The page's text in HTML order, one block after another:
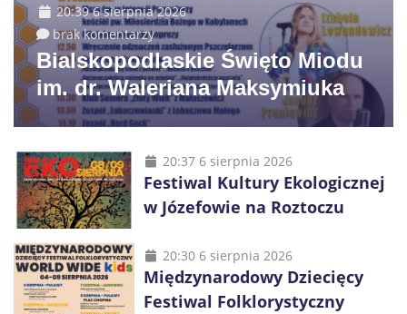
20:39 6 sierpnia 2026
brak komentarzy
Bialskopodlaskie Święto Miodu
im. dr. Waleriana Maksymiuka
20:37 6 sierpnia 2026
Festiwal Kultury Ekologicznej
w Józefowie na Roztoczu
20:30 6 sierpnia 2026
Międzynarodowy Dziecięcy
Festiwal Folklorystyczny